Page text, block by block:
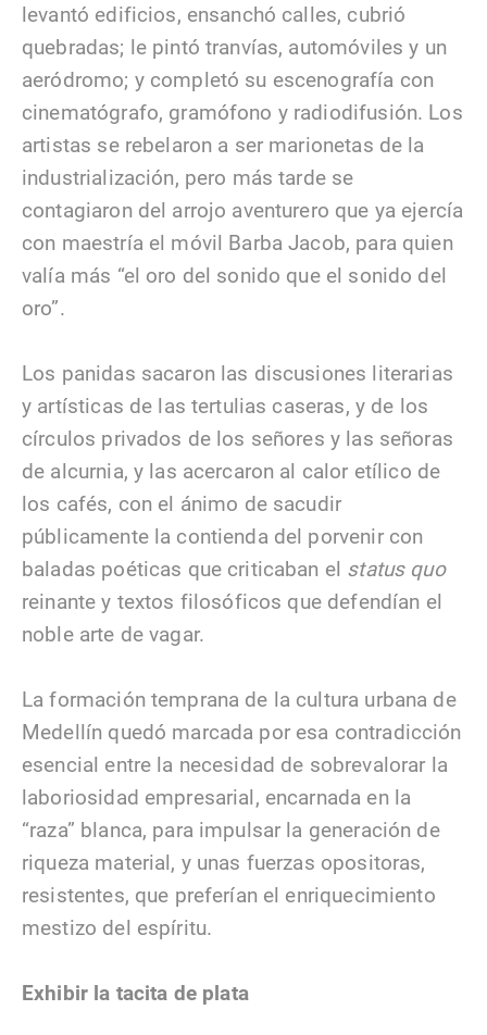
levantó edificios, ensanchó calles, cubrió
quebradas; le pintó tranvías, automóviles y un
aeródromo; y completó su escenografía con
cinematógrafo, gramófono y radiodifusión. Los
artistas se rebelaron a ser marionetas de la
industrialización, pero más tarde se
contagiaron del arrojo aventurero que ya ejercía
con maestría el móvil Barba Jacob, para quien
valía más “el oro del sonido que el sonido del
oro”.
Los panidas sacaron las discusiones literarias
y artísticas de las tertulias caseras, y de los
círculos privados de los señores y las señoras
de alcurnia, y las acercaron al calor etílico de
los cafés, con el ánimo de sacudir
públicamente la contienda del porvenir con
baladas poéticas que criticaban el status quo
reinante y textos filosóficos que defendían el
noble arte de vagar.
La formación temprana de la cultura urbana de
Medellín quedó marcada por esa contradicción
esencial entre la necesidad de sobrevalorar la
laboriosidad empresarial, encarnada en la
“raza” blanca, para impulsar la generación de
riqueza material, y unas fuerzas opositoras,
resistentes, que preferían el enriquecimiento
mestizo del espíritu.
Exhibir la tacita de plata